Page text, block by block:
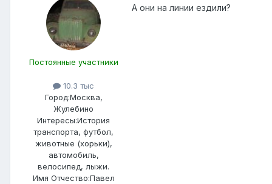
Постоянные участники
10.3 тыс
Город:Москва,
Жулебино
Интересы:История
транспорта, футбол,
животные (хорьки),
автомобиль,
велосипед, лыжи.
Имя Отчество:Павел
А они на линии ездили?